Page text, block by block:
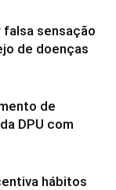
sensação
de doenças
de
DPU com
hábitos